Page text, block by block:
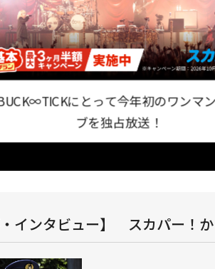
にとって今年初のワンマ
ブを独占放送！
・インタビュー】 スカパー！